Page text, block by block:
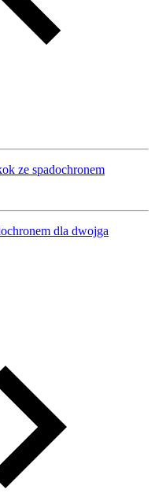
ze spadochronem
dla dwojga